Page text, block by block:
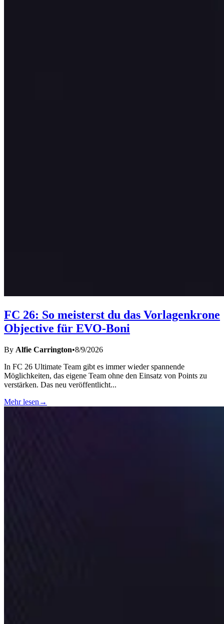
FC 26: So meisterst du das Vorlagenkrone
Objective für EVO-Boni
By Alfie Carrington•8/9/2026
In FC 26 Ultimate Team gibt es immer wieder spannende
Möglichkeiten, das eigene Team ohne den Einsatz von Points zu
verstärken. Das neu veröffentlicht...
Mehr lesen →